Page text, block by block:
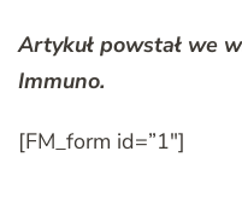
Artykuł powstał we
Immuno.
[FM_form id=”1″]